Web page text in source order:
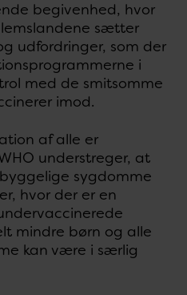
begivenhed, hvor
sætter
udfordringer, som der
i
med de smitsomme
imod.
af alle er
understreger, at
sygdomme
hvor der er en
mindre børn og alle
kan være i særlig